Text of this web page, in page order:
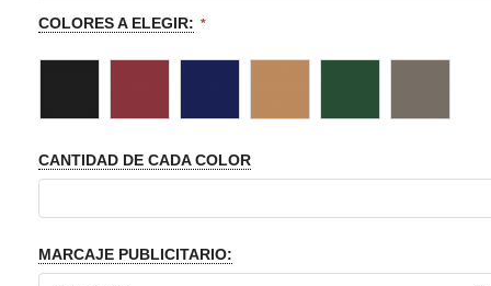
COLORES A ELEGIR:
CANTIDAD DE CADA COLOR
MARCAJE PUBLICITARIO: